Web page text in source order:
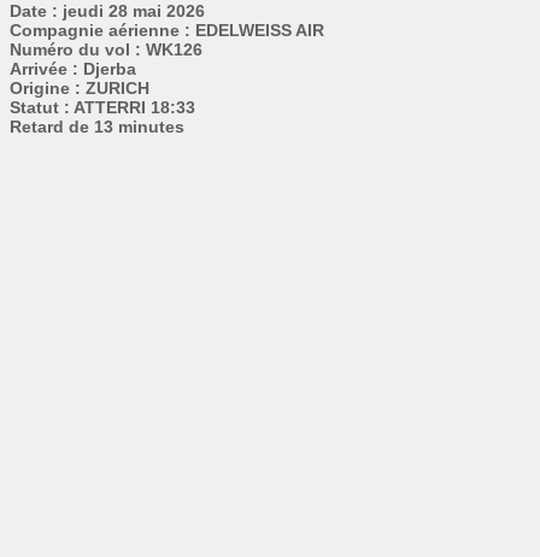
Date : jeudi 28 mai 2026
Compagnie aérienne : EDELWEISS AIR
Numéro du vol : WK126
Arrivée : Djerba
Origine : ZURICH
Statut : ATTERRI 18:33
Retard de 13 minutes